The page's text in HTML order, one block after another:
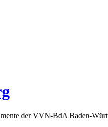
der VVN-BdA Baden-